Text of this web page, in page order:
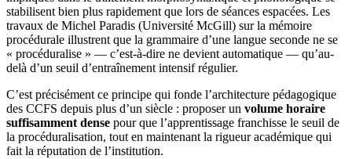
stabilisent bien plus rapidement que lors de séances espacées. Les
travaux de Michel Paradis (Université McGill) sur la mémoire
procédurale illustrent que la grammaire d’une langue seconde ne se
« procéduralise » — c’est-à-dire ne devient automatique — qu’au-
delà d’un seuil d’entraînement intensif régulier.
C’est précisément ce principe qui fonde l’architecture pédagogique
des CCFS depuis plus d’un siècle : proposer un volume horaire
suffisamment dense pour que l’apprentissage franchisse le seuil de
la procéduralisation, tout en maintenant la rigueur académique qui
fait la réputation de l’institution.